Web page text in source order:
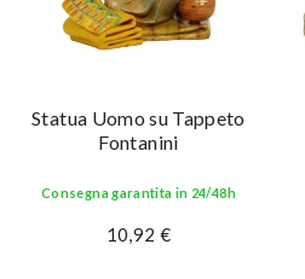
Statua Uomo su Tappeto
Fontanini
Consegna garantita in 24/48h
10,92 €